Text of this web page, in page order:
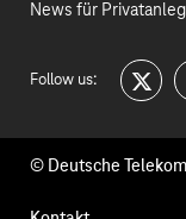
News für
Follow us:
© Deutsche